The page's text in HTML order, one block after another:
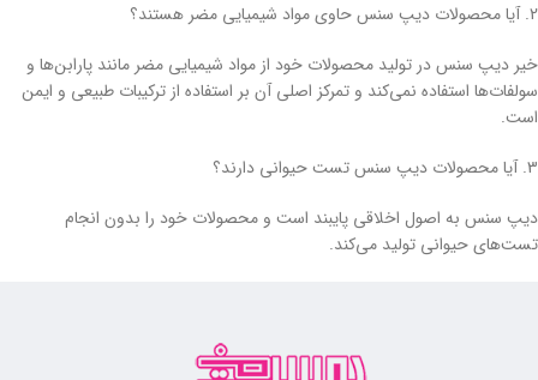
2. آیا محصولات دیپ سنس حاوی مواد شیمیایی مضر هستند؟
خیر دیپ سنس در تولید محصولات خود از مواد شیمیایی مضر مانند پارابن‌ها و
سولفات‌ها استفاده نمی‌کند و تمرکز اصلی آن بر استفاده از ترکیبات طبیعی و ایمن
است.
3. آیا محصولات دیپ سنس تست حیوانی دارند؟
دیپ سنس به اصول اخلاقی پایبند است و محصولات خود را بدون انجام
تست‌های حیوانی تولید می‌کند.